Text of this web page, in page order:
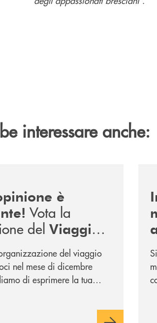
interessare anche:
è
Vota la
del Viaggio
2026
del viaggio
nel mese di dicembre
di esprimere la tua